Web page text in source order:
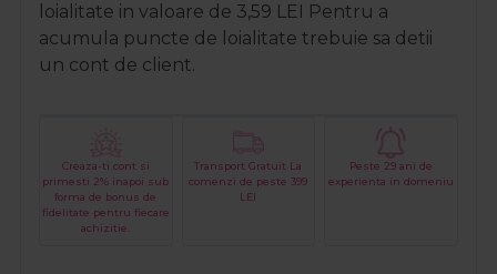
loialitate in valoare de 3,59 LEI
Pentru a
acumula puncte de loialitate trebuie sa detii
un cont de client.
Creaza-ti cont si
primesti 2% inapoi sub
forma de bonus de
fidelitate pentru fiecare
achizitie.
Transport Gratuit La
comenzi de peste 399
LEI
Peste 29 ani de
experienta in domeniu